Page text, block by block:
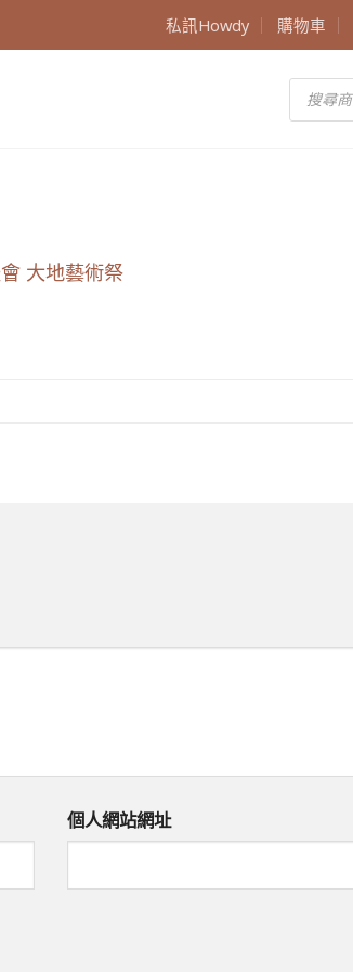
私訊Howdy 購物車
Products
search
大地藝術祭
個人網站網址